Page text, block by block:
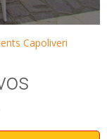
Capoliveri